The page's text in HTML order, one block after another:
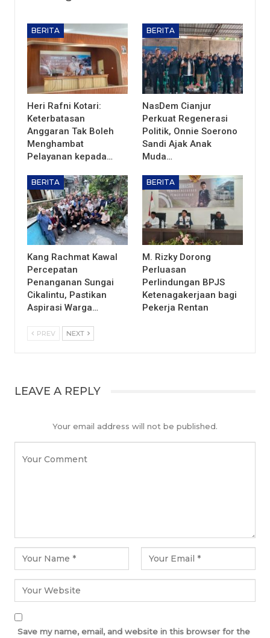
BERITA
Heri Rafni Kotari:
Keterbatasan
Anggaran Tak Boleh
Menghambat
Pelayanan kepada…
BERITA
NasDem Cianjur
Perkuat Regenerasi
Politik, Onnie Soerono
Sandi Ajak Anak
Muda…
BERITA
Kang Rachmat Kawal
Percepatan
Penanganan Sungai
Cikalintu, Pastikan
Aspirasi Warga…
BERITA
M. Rizky Dorong
Perluasan
Perlindungan BPJS
Ketenagakerjaan bagi
Pekerja Rentan
PREV NEXT
LEAVE A REPLY
Your email address will not be published.
Save my name, email, and website in this browser for the